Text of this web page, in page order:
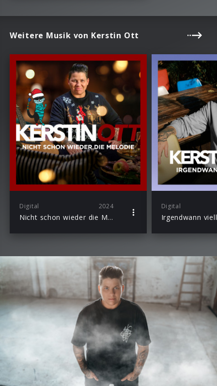
Weitere Musik von Kerstin Ott
Digital 2024
Nicht schon wieder die Melodie
Digital
Irgendwann